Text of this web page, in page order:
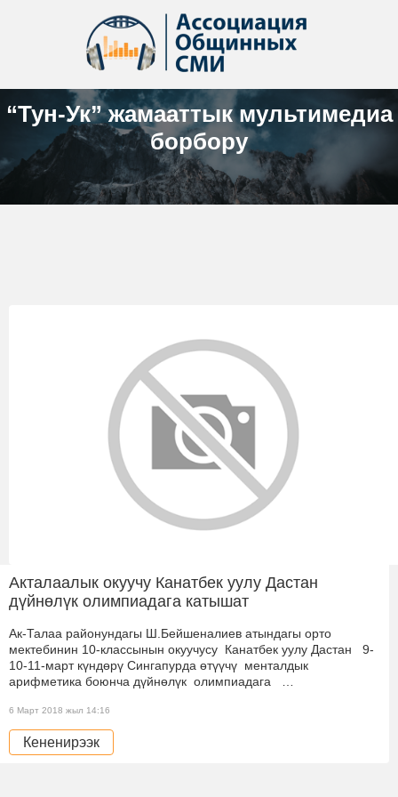
“Тун-Ук” жамааттык мультимедиа
борбору
Акталаалык окуучу Канатбек уулу Дастан
дүйнөлүк олимпиадага катышат
Ак-Талаа районундагы Ш.Бейшеналиев атындагы орто
мектебинин 10-классынын окуучусу Канатбек уулу Дастан 9-
10-11-март күндөрү Сингапурда өтүүчү менталдык
арифметика боюнча дүйнөлүк олимпиадага …
6 Март 2018 жыл 14:16
Кененирээк